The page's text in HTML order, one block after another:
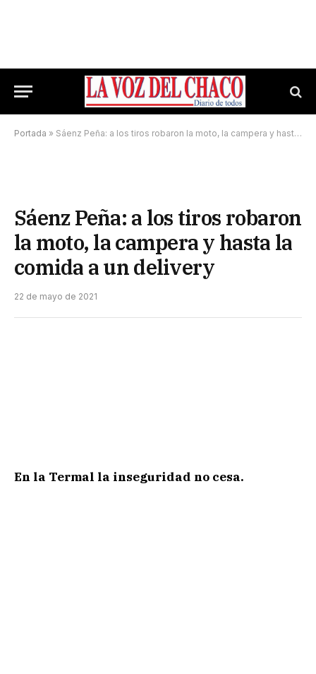
Portada » Sáenz Peña: a los tiros robaron la moto, la campera y hasta la comida a un delivery
Sáenz Peña: a los tiros robaron
la moto, la campera y hasta la
comida a un delivery
22 de mayo de 2021
En la Termal la inseguridad no cesa.